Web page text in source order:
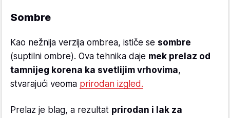
Sombre
Kao nežnija verzija ombrea, ističe se sombre
(suptilni ombre). Ova tehnika daje mek prelaz od
tamnijeg korena ka svetlijim vrhovima,
stvarajući veoma prirodan izgled.
Prelaz je blag, a rezultat prirodan i lak za